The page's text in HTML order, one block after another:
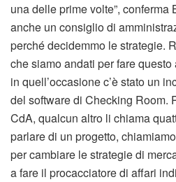
una delle prime volte”, conferma
anche un consiglio di
perché decidemmo le strategie.
che siamo andati per fare
in quell’occasione c’è stato un
del software di Checking Room.
CdA, qualcun altro li chiama
parlare di un progetto,
per cambiare le strategie di
a fare il procacciatore di affari